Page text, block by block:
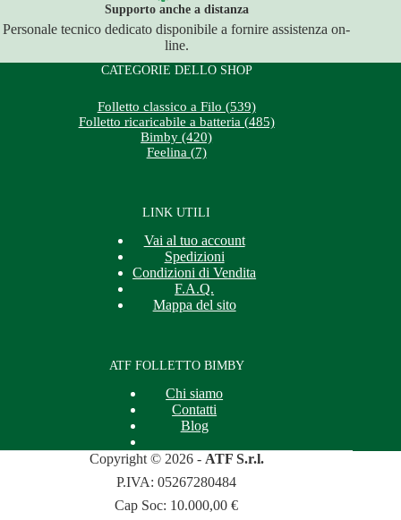
Supporto anche a distanza
Personale tecnico dedicato disponibile a fornire assistenza on-
line.
CATEGORIE DELLO SHOP
Folletto classico a Filo (539)
Folletto ricaricabile a batteria (485)
Bimby (420)
Feelina (7)
LINK UTILI
Vai al tuo account
Spedizioni
Condizioni di Vendita
F.A.Q.
Mappa del sito
ATF FOLLETTO BIMBY
Chi siamo
Contatti
Blog
Copyright © 2026 - ATF S.r.l.
P.IVA: 05267280484
Cap Soc: 10.000,00 €